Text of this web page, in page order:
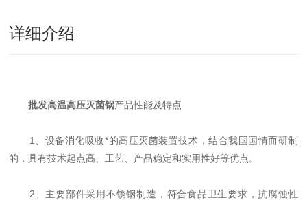
详细介绍
批发高温高压灭菌锅产品性能及特点
1、设备消化吸收*的高压灭菌装置技术，结合我国国情而研制
的，具有技术起点高、工艺、产品稳定和实用性好等优点。
2、主要部件采用不锈钢制造，符合食品卫生要求，抗腐蚀性